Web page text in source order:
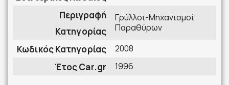
Περιγραφή
Κατηγορίας
Γρύλλοι-Μηχανισμοί
Παραθύρων
Κωδικός Κατηγορίας 2008
Έτος Car.gr 1996